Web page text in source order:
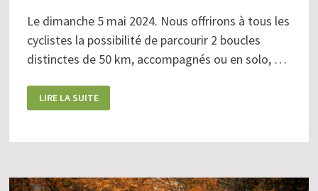
Le dimanche 5 mai 2024. Nous offrirons à tous les
cyclistes la possibilité de parcourir 2 boucles
distinctes de 50 km, accompagnés ou en solo, …
5
MAI
:
LA
LIRE LA SUITE